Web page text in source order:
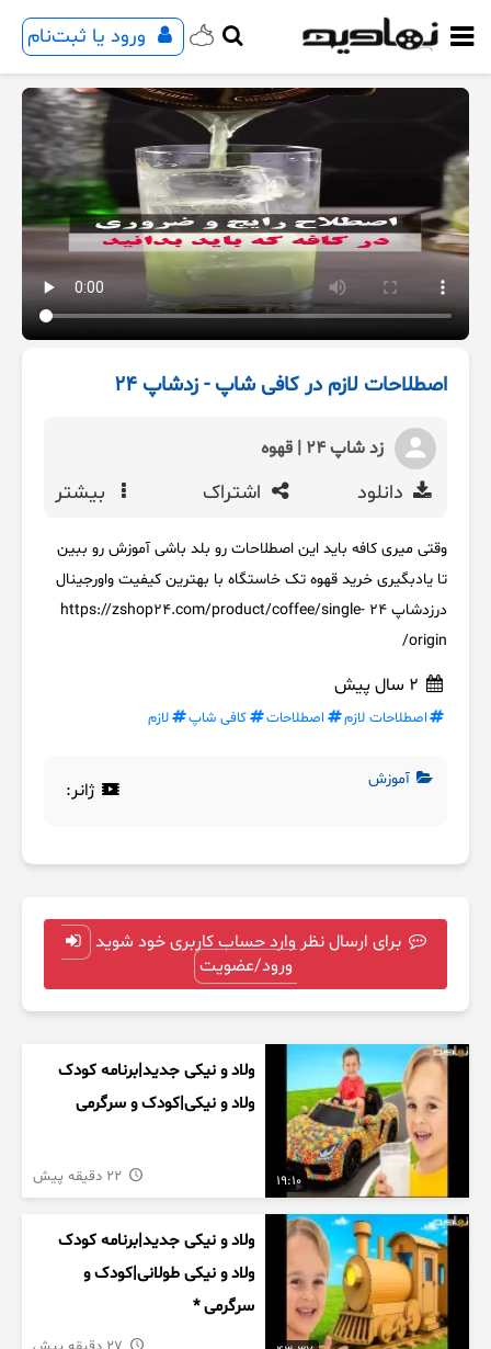
ورود یا ثبت‌نام
اصطلاحات لازم در کافی شاپ - زدشاپ 24
زد شاپ 24 | قهوه
دانلود اشتراک بیشتر
وقتی میری کافه باید این اصطلاحات رو بلد باشی آموزش رو ببین
تا یادبگیری خرید قهوه تک خاستگاه با بهترین کیفیت واورجینال
درزدشاپ 24 https://zshop24.com/product/coffee/single-
origin/
اصطلاحات لازم اصطلاحات کافی شاپ لازم
آموزش ژانر:
برای ارسال نظر وارد حساب کاربری خود شوید
ورود/عضویت
19:10
ولاد و نیکی جدید|برنامه کودک
ولاد و نیکی|کودک و سرگرمی
ولاد و نیکی جدید|برنامه کودک
ولاد و نیکی طولانی|کودک و
سرگرمی *